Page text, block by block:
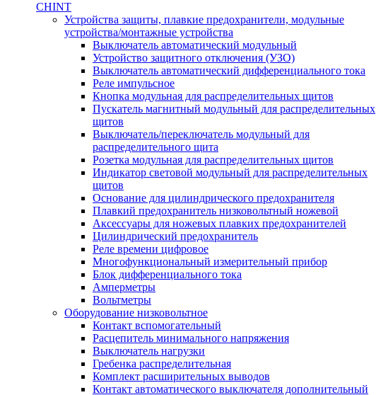
CHINT
Устройства защиты, плавкие предохранители, модульные
устройства/монтажные устройства
Выключатель автоматический модульный
Устройство защитного отключения (УЗО)
Выключатель автоматический дифференциального тока
Реле импульсное
Кнопка модульная для распределительных щитов
Пускатель магнитный модульный для распределительных
щитов
Выключатель/переключатель модульный для
распределительного щита
Розетка модульная для распределительных щитов
Индикатор световой модульный для распределительных
щитов
Основание для цилиндрического предохранителя
Плавкий предохранитель низковольтный ножевой
Аксессуары для ножевых плавких предохранителей
Цилиндрический предохранитель
Реле времени цифровое
Многофункциональный измерительный прибор
Блок дифференциального тока
Амперметры
Вольтметры
Оборудование низковольтное
Контакт вспомогательный
Расцепитель минимального напряжения
Выключатель нагрузки
Гребенка распределительная
Комплект расширительных выводов
Контакт автоматического выключателя дополнительный